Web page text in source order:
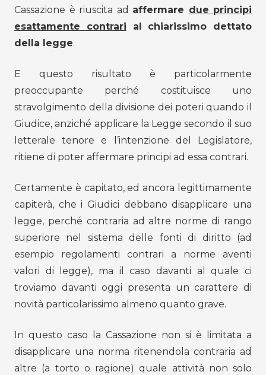
Cassazione è riuscita ad affermare due principi
esattamente contrari al chiarissimo dettato
della legge.
E questo risultato è particolarmente
preoccupante perché costituisce uno
stravolgimento della divisione dei poteri quando il
Giudice, anziché applicare la Legge secondo il suo
letterale tenore e l’intenzione del Legislatore,
ritiene di poter affermare principi ad essa contrari.
Certamente è capitato, ed ancora legittimamente
capiterà, che i Giudici debbano disapplicare una
legge, perché contraria ad altre norme di rango
superiore nel sistema delle fonti di diritto (ad
esempio regolamenti contrari a norme aventi
valori di legge), ma il caso davanti al quale ci
troviamo davanti oggi presenta un carattere di
novità particolarissimo almeno quanto grave.
In questo caso la Cassazione non si è limitata a
disapplicare una norma ritenendola contraria ad
altre (a torto o ragione) quale attività non solo